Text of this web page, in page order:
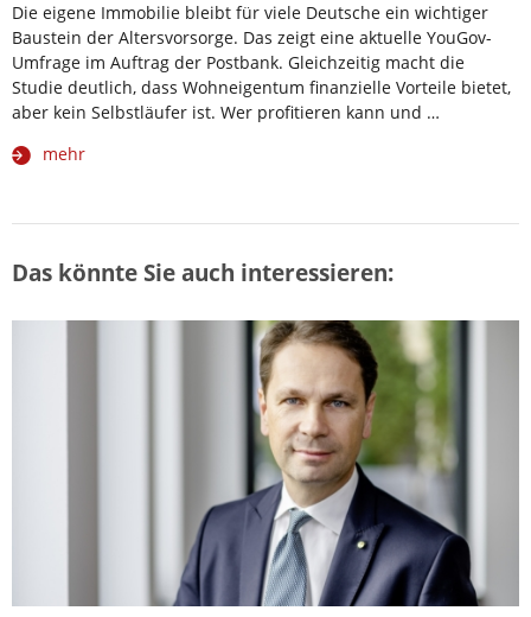
Die eigene Immobilie bleibt für viele Deutsche ein wichtiger
Baustein der Altersvorsorge. Das zeigt eine aktuelle YouGov-
Umfrage im Auftrag der Postbank. Gleichzeitig macht die
Studie deutlich, dass Wohneigentum finanzielle Vorteile bietet,
aber kein Selbstläufer ist. Wer profitieren kann und …
mehr
Das könnte Sie auch interessieren: